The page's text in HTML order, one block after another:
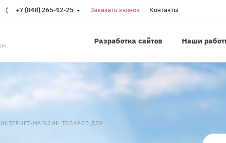
+7 (848) 265-12-25 Заказать звонок Контакты
Разработка сайтов Наши
МАГАЗИН ТОВАРОВ ДЛЯ